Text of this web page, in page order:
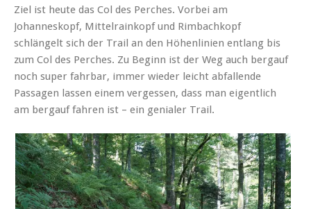
Ziel ist heute das Col des Perches. Vorbei am
Johanneskopf, Mittelrainkopf und Rimbachkopf
schlängelt sich der Trail an den Höhenlinien entlang bis
zum Col des Perches. Zu Beginn ist der Weg auch bergauf
noch super fahrbar, immer wieder leicht abfallende
Passagen lassen einem vergessen, dass man eigentlich
am bergauf fahren ist – ein genialer Trail.